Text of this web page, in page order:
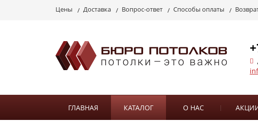
Цены Доставка Вопрос-ответ Способы оплаты
ГЛАВНАЯ КАТАЛОГ О НАС